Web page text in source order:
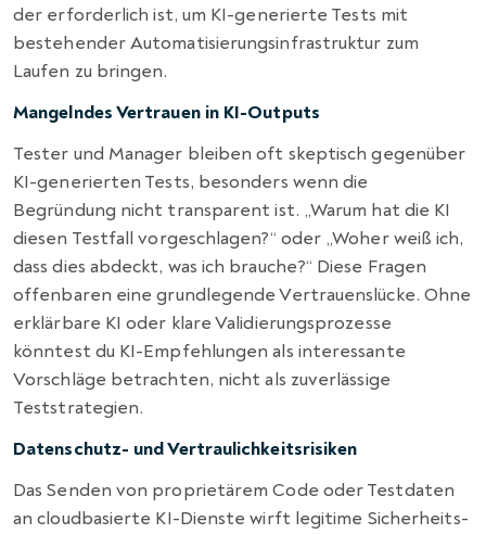
der erforderlich ist, um KI-generierte Tests mit
bestehender Automatisierungsinfrastruktur zum
Laufen zu bringen.
Mangelndes Vertrauen in KI-Outputs
Tester und Manager bleiben oft skeptisch gegenüber
KI-generierten Tests, besonders wenn die
Begründung nicht transparent ist. „Warum hat die KI
diesen Testfall vorgeschlagen?“ oder „Woher weiß ich,
dass dies abdeckt, was ich brauche?“ Diese Fragen
offenbaren eine grundlegende Vertrauenslücke. Ohne
erklärbare KI oder klare Validierungsprozesse
könntest du KI-Empfehlungen als interessante
Vorschläge betrachten, nicht als zuverlässige
Teststrategien.
Datenschutz- und Vertraulichkeitsrisiken
Das Senden von proprietärem Code oder Testdaten
an cloudbasierte KI-Dienste wirft legitime Sicherheits-